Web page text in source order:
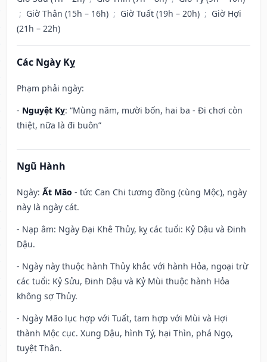
; Giờ Thân (15h – 16h) ; Giờ Tuất (19h – 20h) ; Giờ Hợi
(21h – 22h)
Các Ngày Kỵ
Phạm phải ngày:
- Nguyệt Kỵ: “Mùng năm, mười bốn, hai ba - Đi chơi còn
thiệt, nữa là đi buôn”
Ngũ Hành
Ngày: Ất Mão - tức Can Chi tương đồng (cùng Mộc), ngày
này là ngày cát.
- Nạp âm: Ngày Đại Khê Thủy, kỵ các tuổi: Kỷ Dậu và Đinh
Dậu.
- Ngày này thuộc hành Thủy khắc với hành Hỏa, ngoại trừ
các tuổi: Kỷ Sửu, Đinh Dậu và Kỷ Mùi thuộc hành Hỏa
không sợ Thủy.
- Ngày Mão lục hợp với Tuất, tam hợp với Mùi và Hợi
thành Mộc cục. Xung Dậu, hình Tý, hại Thìn, phá Ngọ,
tuyệt Thân.